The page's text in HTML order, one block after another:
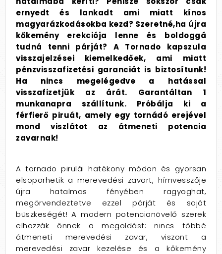
ernyedt és lankadt ami miatt kínos
magyarázkodásokba kezd? Szeretné,ha újra
kőkemény erekciója lenne és boldoggá
tudná tenni párját? A Tornado kapszula
visszajelzései kiemelkedőek, ami miatt
pénzvisszafizetési garanciát is biztosítunk!
Ha nincs megelégedve a hatással
visszafizetjük az árát. Garantáltan 1
munkanapra szállítunk. Próbálja ki a
férfierő piruát, amely egy tornádó erejével
mond viszlátot az átmeneti potencia
zavarnak!
A tornado pirulái hatékony módon és gyorsan
elsöpörhetik a merevedési zavart, hímvesszője
újra hatalmas fényében ragyoghat,
megörvendeztetve ezzel párját és saját
büszkeségét! A modern potencianövelő szerek
elhozzák önnek a megoldást: nincs többé
átmeneti merevedési zavar, viszont a
merevedési zavar kezelése és a kőkemény